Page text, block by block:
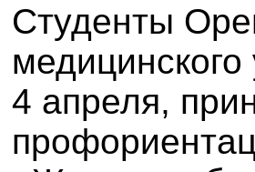
Студенты
4 апреля,